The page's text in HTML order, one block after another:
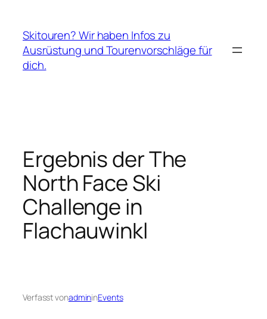
springen
Skitouren? Wir haben Infos zu
Ausrüstung und Tourenvorschläge für
dich.
Ergebnis der The
North Face Ski
Challenge in
Flachauwinkl
Verfasst vonadmininEvents